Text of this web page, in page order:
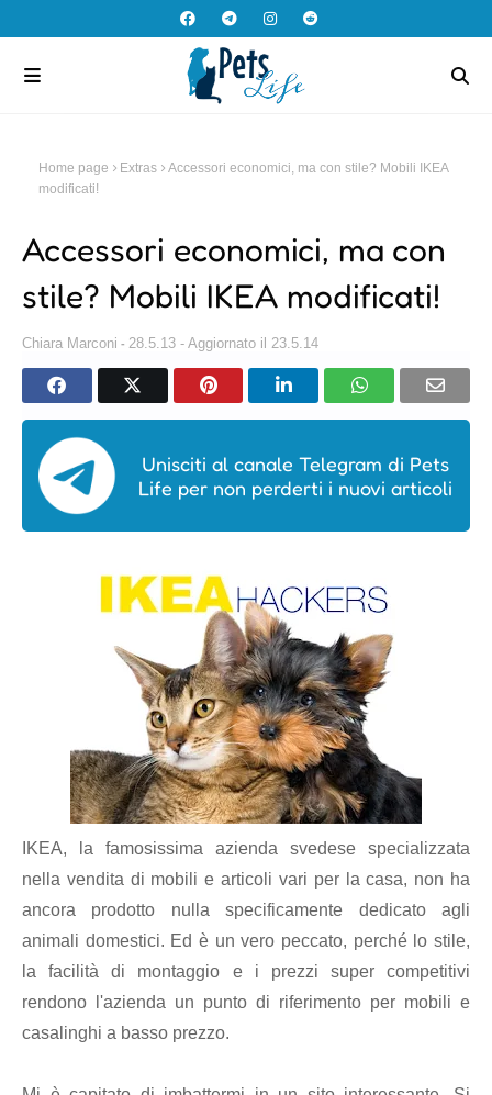
Home page Extras
Accessori economici, ma con stile? Mobili IKEA
modificati!
Accessori economici, ma con
stile? Mobili IKEA modificati!
Chiara Marconi 28.5.13 - Aggiornato il 23.5.14
Unisciti al canale Telegram di Pets
Life per non perderti i nuovi articoli
IKEA, la famosissima azienda svedese specializzata
nella vendita di mobili e articoli vari per la casa, non ha
ancora prodotto nulla specificamente dedicato agli
animali domestici. Ed è un vero peccato, perché lo stile,
la facilità di montaggio e i prezzi super competitivi
rendono l'azienda un punto di riferimento per mobili e
casalinghi a basso prezzo.